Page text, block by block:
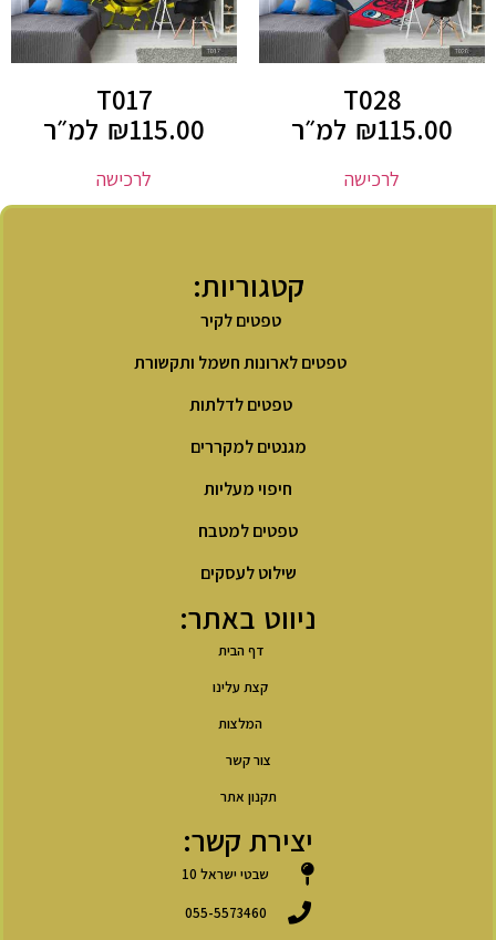
T028
₪115.00 למ״ר
לרכישה
T017
₪115.00 למ״ר
לרכישה
קטגוריות:
טפטים לקיר
טפטים לארונות חשמל ותקשורת
טפטים לדלתות
מגנטים למקררים
חיפוי מעליות
טפטים למטבח
שילוט לעסקים
ניווט באתר:
דף הבית
קצת עלינו
המלצות
צור קשר
תקנון אתר
יצירת קשר:
שבטי ישראל 10
055-5573460